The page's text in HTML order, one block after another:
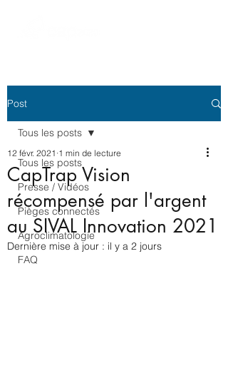
Post
Tous les posts
Presse / Vidéos
Pièges connectés
Agroclimatologie
FAQ
Tous les posts
CapTrap Vision
récompensé par l'argent
au SIVAL Innovation 2021
12 févr. 2021 1 min de lecture
Dernière mise à jour : il y a 2 jours